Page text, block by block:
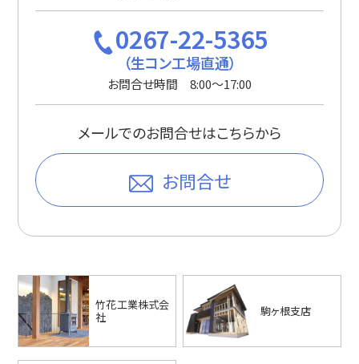
0267-22-5365
（生コン工場直通）
お問合せ時間 8:00〜17:00
メールでのお問合せはこちらから
お問合せ
竹花工業株式会
社
駒ヶ根支店